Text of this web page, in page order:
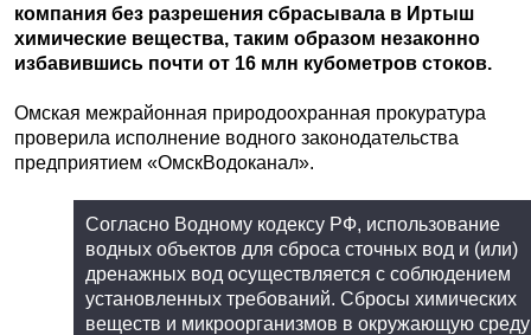
компания без разрешения сбрасывала в Иртыш
химические вещества, таким образом незаконно
избавившись почти от 16 млн кубометров стоков.
Омская межрайонная природоохранная прокуратура
проверила исполнение водного законодательства
предприятием «ОмскВодоканал».
Согласно Водному кодексу РФ, использование
водных объектов для сброса сточных вод и (или)
дренажных вод осуществляется с соблюдением
установленных требований. Сбросы химических
веществ и микроорганизмов в окружающую среду